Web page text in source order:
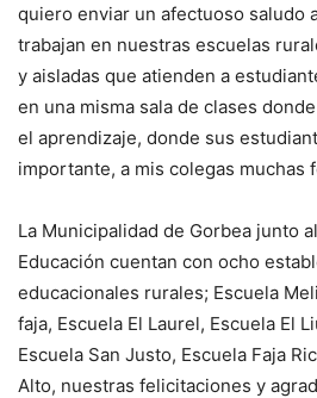
quiero enviar un afectuoso saludo
trabajan en nuestras escuelas
y aisladas que atienden a
en una misma sala de clases
el aprendizaje, donde sus
importante, a mis colegas muchas
La Municipalidad de Gorbea junto
Educación cuentan con ocho
educacionales rurales; Escuela
faja, Escuela El Laurel, Escuela El
Escuela San Justo, Escuela Faja
Alto, nuestras felicitaciones y